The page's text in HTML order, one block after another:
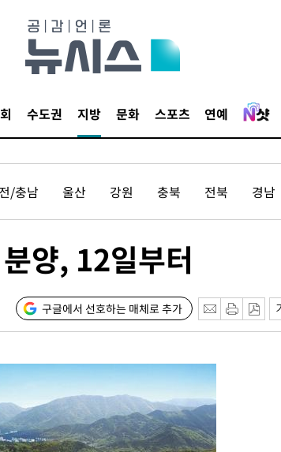
수도권 지방 문화 스포츠 연예
/충남 울산 강원 충북 전북 경남
양, 12일부터
구글에서 선호하는 매체로 추가